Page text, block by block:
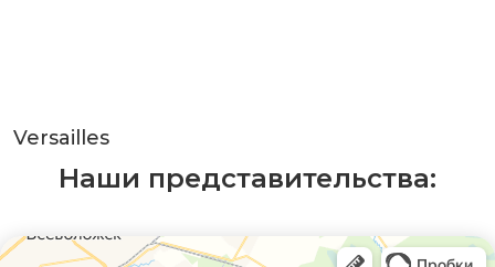
Versailles
Наши представительства: